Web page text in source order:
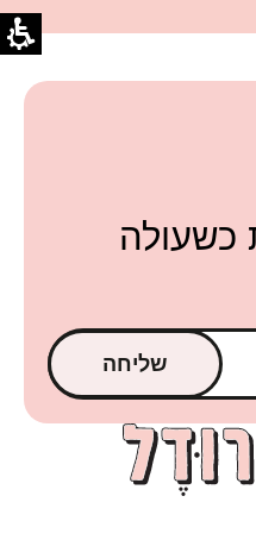
כשעולה
שליחה